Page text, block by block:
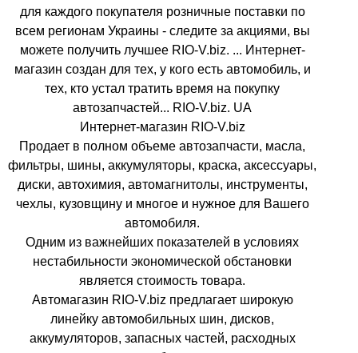
для каждого покупателя розничные поставки по
всем регионам Украины - следите за акциями, вы
можете получить лучшее RIO-V.biz. ... Интернет-
магазин создан для тех, у кого есть автомобиль, и
тех, кто устал тратить время на покупку
автозапчастей... RIO-V.biz. UA
Интернет-магазин RIO-V.biz
Продает в полном объеме автозапчасти, масла,
фильтры, шины, аккумуляторы, краска, аксессуары,
диски, автохимия, автомагнитолы, инструменты,
чехлы, кузовщину и многое и нужное для Вашего
автомобиля.
Одним из важнейших показателей в условиях
нестабильности экономической обстановки
является стоимость товара.
Автомагазин RIO-V.biz предлагает широкую
линейку автомобильных шин, дисков,
аккумуляторов, запасных частей, расходных